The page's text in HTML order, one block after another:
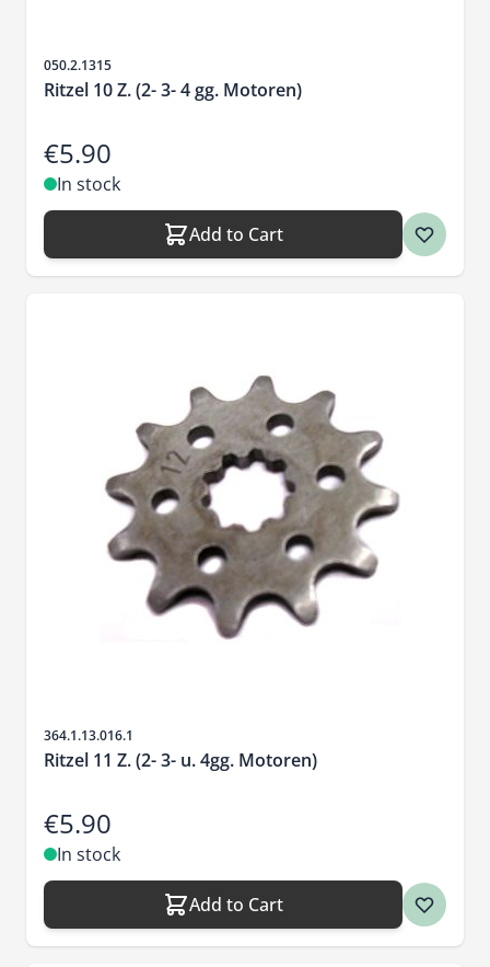
Sku
050.2.1315
Ritzel 10 Z. (2- 3- 4 gg. Motoren)
€5.90
In stock
Add to Cart
Sku
364.1.13.016.1
Ritzel 11 Z. (2- 3- u. 4gg. Motoren)
€5.90
In stock
Add to Cart